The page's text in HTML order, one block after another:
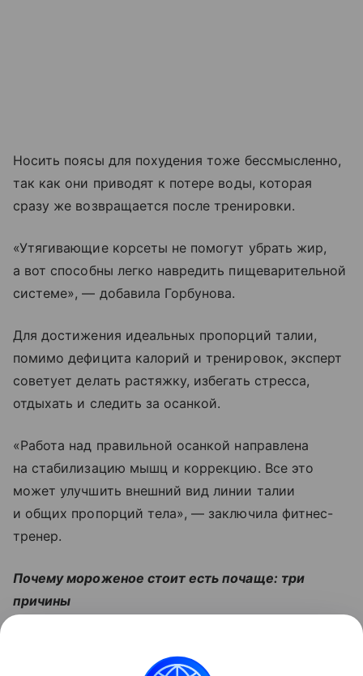
Носить поясы для похудения тоже бессмысленно,
так как они приводят к потере воды, которая
сразу же возвращается после тренировки.
«Утягивающие корсеты не помогут убрать жир,
а вот способны легко навредить пищеварительной
системе», — добавила Горбунова.
Для достижения идеальных пропорций талии,
помимо дефицита калорий и тренировок, эксперт
советует делать растяжку, избегать стресса,
отдыхать и следить за осанкой.
«Работа над правильной осанкой направлена
на стабилизацию мышц и коррекцию. Все это
может улучшить внешний вид линии талии
и общих пропорций тела», — заключила фитнес-
тренер.
Почему мороженое стоит есть почаще: три
причины